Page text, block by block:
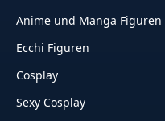
Anime und Manga Figuren
Ecchi Figuren
Cosplay
Sexy Cosplay